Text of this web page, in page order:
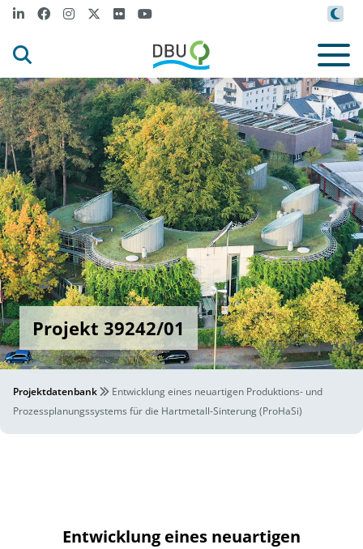
Projekt 39242/01
Projektdatenbank
Entwicklung eines neuartigen Produktions- und
Prozessplanungssystems für die Hartmetall-Sinterung (ProHaSi)
Entwicklung eines neuartigen